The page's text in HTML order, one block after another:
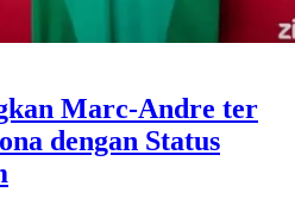
Marc-Andre ter
dengan Status